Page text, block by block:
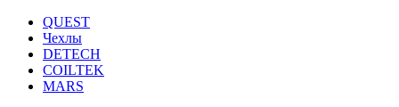
QUEST
Чехлы
DETECH
COILTEK
MARS